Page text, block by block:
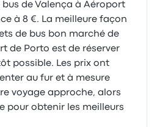
bus de Valença à Aéroport
à 8 €. La meilleure façon
de bus bon marché de
de Porto est de réserver
possible. Les prix ont
au fur et à mesure
voyage approche, alors
pour obtenir les meilleurs